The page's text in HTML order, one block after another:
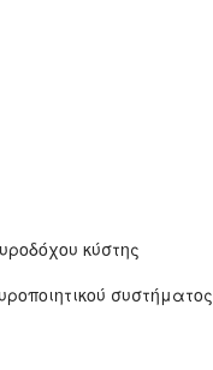
κύστης
συστήματος